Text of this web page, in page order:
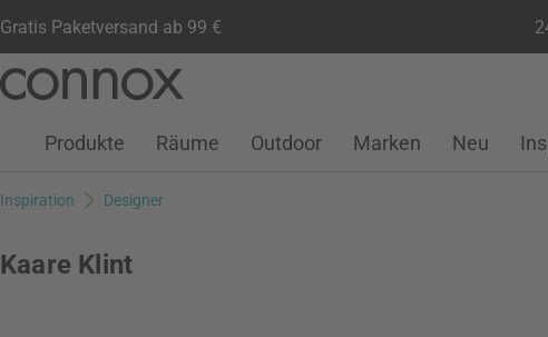
Gratis Paketversand ab 99 €
Seiteninhalt
Suchfeld
Kundenkonto
Wunschliste
Warenkorb
Produkte Räume Outdoor Marken Neu
Inspiration Designer
Kaare Klint